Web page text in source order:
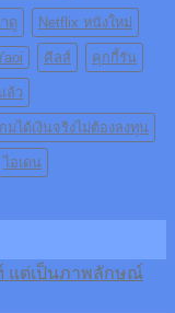
ดู Netflix หนังใหม่
คีลส์ คุกกี้รัน
ล้ว
กมได้เงินจริงไม่ต้องลงทุน
ไอเดน
แต่เป็นภาพลักษณ์